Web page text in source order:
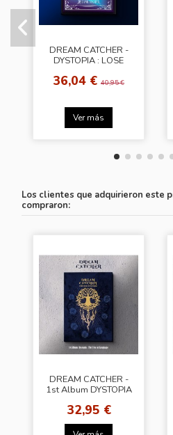
DREAM CATCHER -
DYSTOPIA : LOSE
Edition]
36,04 €40,95 €
Ver más
Los clientes que adquirieron este
compraron:
DREAM CATCHER -
1st Album DYSTOPIA
LANGUAGE [L Ver.]
32,95 €